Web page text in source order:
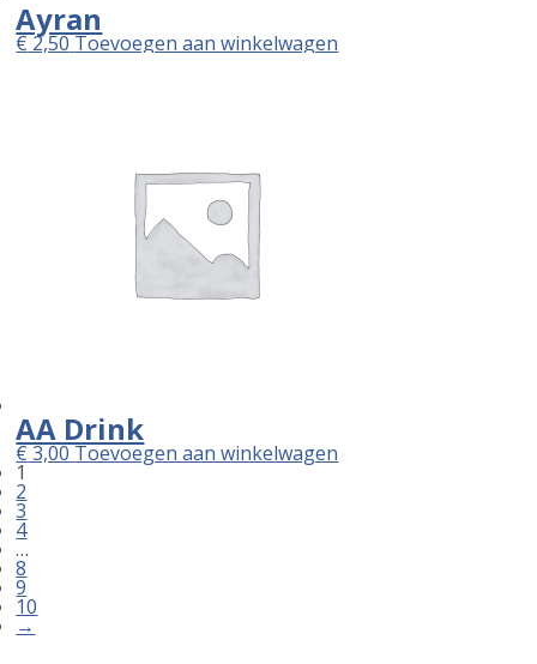
Ayran
€2,50Toevoegen aan winkelwagen
AA Drink
€3,00Toevoegen aan winkelwagen
1
2
3
4
…
8
9
10
→